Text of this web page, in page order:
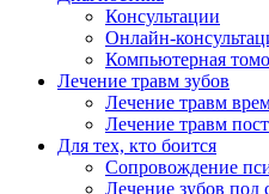
Консультации
Онлайн-
Компьютерная
Лечение травм зубов
Лечение травм
Лечение травм
Для тех, кто боится
Сопровождение
Лечение зубов под